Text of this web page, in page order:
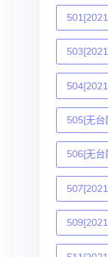
505[无
506[无